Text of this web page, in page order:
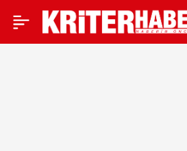
Saraçhane’deki kazı